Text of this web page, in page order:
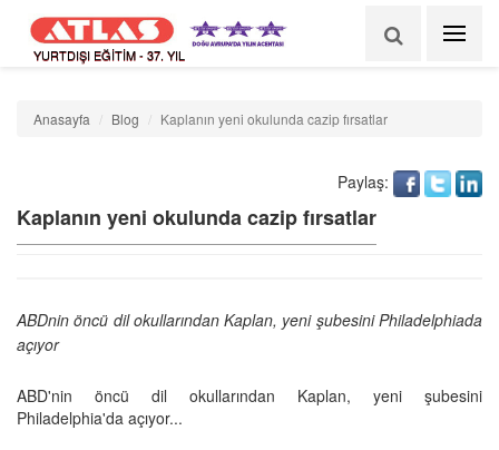
YURTDIŞI EĞİTİM - 37. YIL
Anasayfa Blog Kaplanın yeni okulunda cazip fırsatlar
Kaplanın yeni okulunda cazip fırsatlar
Paylaş:
ABDnin öncü dil okullarından Kaplan, yeni şubesini Philadelphiada
açıyor
ABD'nin öncü dil okullarından Kaplan, yeni şubesini
Philadelphia'da açıyor...